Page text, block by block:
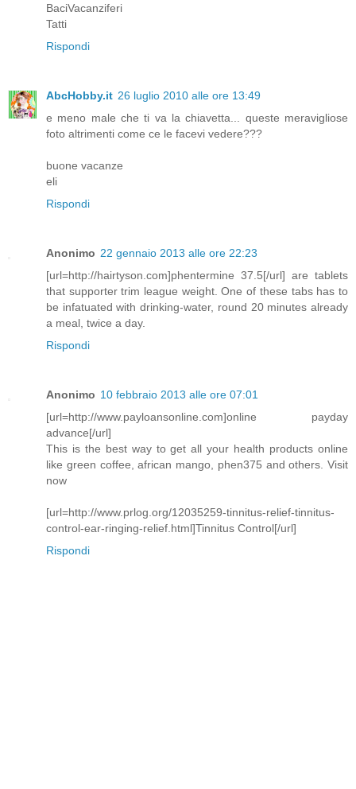
BaciVacanziferi
Tatti
Rispondi
AbcHobby.it 26 luglio 2010 alle ore 13:49
e meno male che ti va la chiavetta... queste meravigliose
foto altrimenti come ce le facevi vedere???
buone vacanze
eli
Rispondi
Anonimo 22 gennaio 2013 alle ore 22:23
[url=http://hairtyson.com]phentermine 37.5[/url] are tablets
that supporter trim league weight. One of these tabs has to
be infatuated with drinking-water, round 20 minutes already
a meal, twice a day.
Rispondi
Anonimo 10 febbraio 2013 alle ore 07:01
[url=http://www.payloansonline.com]online payday
advance[/url]
This is the best way to get all your health products online
like green coffee, african mango, phen375 and others. Visit
now
[url=http://www.prlog.org/12035259-tinnitus-relief-tinnitus-
control-ear-ringing-relief.html]Tinnitus Control[/url]
Rispondi